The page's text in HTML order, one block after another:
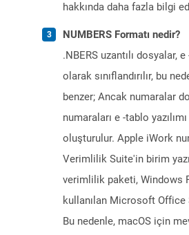
hakkında daha fazla bilgi
NUMBERS Formatı nedir?
.NBERS uzantılı dosyalar,
olarak sınıflandırılır, bu
benzer; Ancak numaralar
numaraları e -tablo
oluşturulur. Apple iWork
Verimlilik Suite'in birim
verimlilik paketi, Windows
kullanılan Microsoft Office
Bu nedenle, macOS için